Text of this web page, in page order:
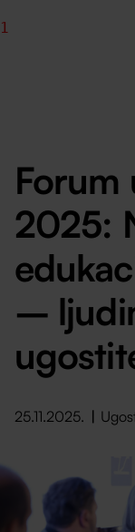
1
Forum
2025:
–
25.11.2025.